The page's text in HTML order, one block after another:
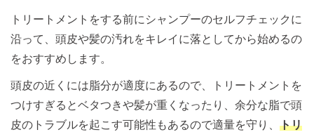
トリートメントをする前にシャンプーのセルフチェックに
沿って、頭皮や髪の汚れをキレイに落としてから始めるの
をおすすめします。
頭皮の近くには脂分が適度にあるので、トリートメントを
つけすぎるとベタつきや髪が重くなったり、余分な脂で頭
皮のトラブルを起こす可能性もあるので適量を守り、 トリ